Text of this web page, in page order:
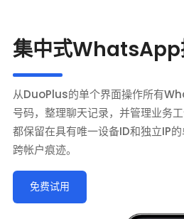
集中式WhatsApp
从DuoPlus的单个界面操作所有
号码，整理聊天记录，并管理业务
都保留在具有唯一设备ID和独立IP
跨帐户痕迹。
免费试用